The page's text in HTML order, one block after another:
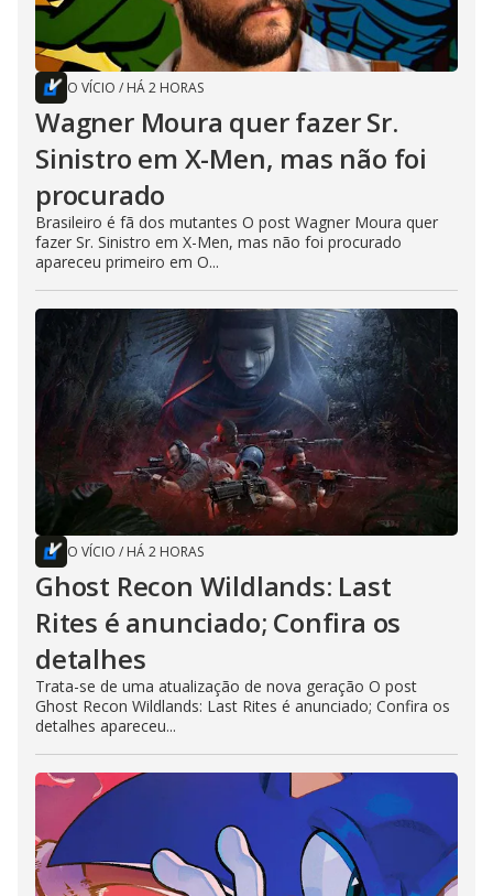
O VÍCIO / HÁ 2 HORAS
Wagner Moura quer fazer Sr.
Sinistro em X-Men, mas não foi
procurado
Brasileiro é fã dos mutantes O post Wagner Moura quer
fazer Sr. Sinistro em X-Men, mas não foi procurado
apareceu primeiro em O...
O VÍCIO / HÁ 2 HORAS
Ghost Recon Wildlands: Last
Rites é anunciado; Confira os
detalhes
Trata-se de uma atualização de nova geração O post
Ghost Recon Wildlands: Last Rites é anunciado; Confira os
detalhes apareceu...